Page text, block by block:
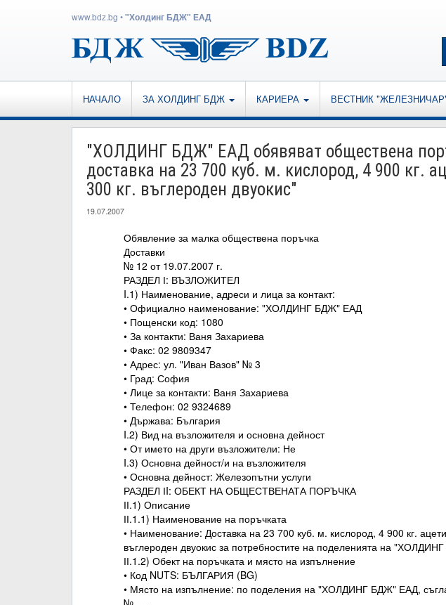
www.bdz.bg •"Холдинг БДЖ" ЕАД
НАЧАЛО ЗА ХОЛДИНГ БДЖ КАРИЕРА ВЕСТНИК
"ХОЛДИНГ БДЖ" ЕАД обявяват обществена
доставка на 23 700 куб. м. кислород, 4 900 кг.
300 кг. въглероден двуокис"
19.07.2007
Обявление за малка обществена поръчка
Доставки
№ 12 от 19.07.2007 г.
РАЗДЕЛ І: ВЪЗЛОЖИТЕЛ
I.1) Наименование, адреси и лица за контакт:
• Официално наименование: "ХОЛДИНГ БДЖ" ЕАД
• Пощенски код: 1080
• За контакти: Ваня Захариева
• Факс: 02 9809347
• Адрес: ул. "Иван Вазов" № 3
• Град: София
• Лице за контакти: Ваня Захариева
• Телефон: 02 9324689
• Държава: България
I.2) Вид на възложителя и основна дейност
• От името на други възложители: Не
I.3) Основна дейност/и на възложителя
• Основна дейност: Железопътни услуги
РАЗДЕЛ ІI: ОБЕКТ НА ОБЩЕСТВЕНАТА ПОРЪЧКА
ІІ.1) Описание
ІІ.1.1) Наименование на поръчката
• Наименование: Доставка на 23 700 куб. м. кислород, 4 900 кг.
въглероден двуокис за потребностите на поделенията на
ІІ.1.2) Обект на поръчката и място на изпълнение
• Код NUTS: БЪЛГАРИЯ (BG)
• Място на изпълнение: по поделения на "ХОЛДИНГ БДЖ" ЕАД,